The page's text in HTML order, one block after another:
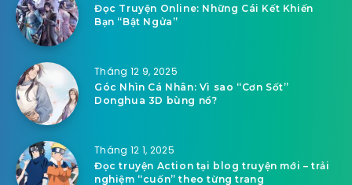
Đọc Truyện Online: Những Cái Kết Khiến
Bạn “Bật Ngửa”
Tháng 12 9, 2025
Góc Nhìn Cá Nhân: Vì sao “Cơn Sốt”
Donghua 3D bùng nổ?
Tháng 12 1, 2025
Đọc truyện Action tại blog truyện mới – trải
nghiệm “cuốn” theo từng trang